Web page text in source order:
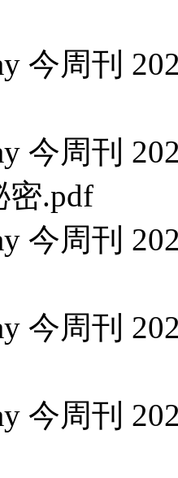
今周刊
今周刊
密.pdf
今周刊
今周刊
今周刊